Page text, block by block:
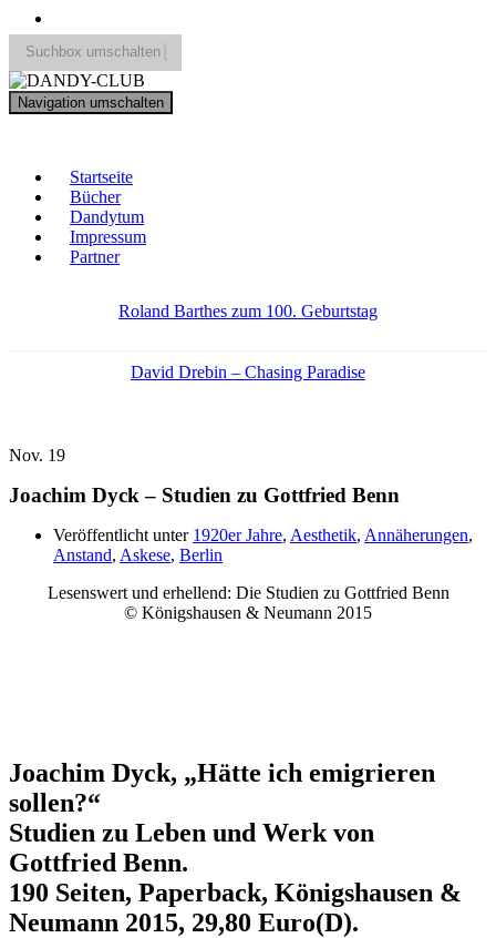
Suchbox umschalten
Search
for:
Navigation umschalten
Startseite
Bücher
Dandytum
Impressum
Partner
Roland Barthes zum 100. Geburtstag
David Drebin – Chasing Paradise
Nov. 19
Joachim Dyck – Studien zu Gottfried Benn
Veröffentlicht unter 1920er Jahre, Aesthetik, Annäherungen,
Anstand, Askese, Berlin
Lesenswert und erhellend: Die Studien zu Gottfried Benn
© Königshausen & Neumann 2015
Joachim Dyck, „Hätte ich emigrieren
sollen?“
Studien zu Leben und Werk von
Gottfried Benn.
190 Seiten, Paperback, Königshausen &
Neumann 2015, 29,80 Euro(D).